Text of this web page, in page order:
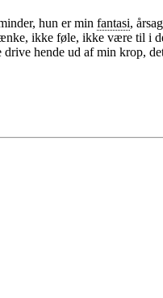
hun er min fantasi,
ikke føle, ikke være til i
hende ud af min krop,